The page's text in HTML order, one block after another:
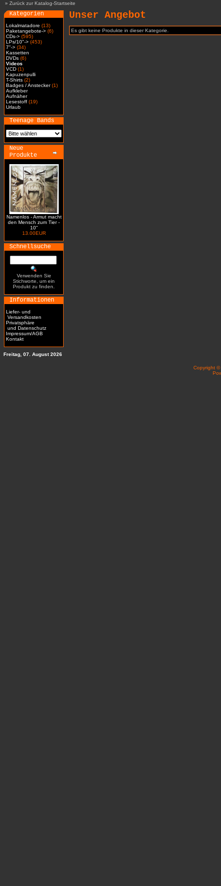
» Zurück zur Katalog-Startseite
Kategorien
Lokalmatadore (13)
Paketangebote-> (6)
CDs-> (595)
LPs/10"-> (453)
7"-> (34)
Kassetten
DVDs (6)
Videos
VCD (1)
Kapuzenpulli
T-Shirts (2)
Badges / Anstecker(1)
Aufkleber
Aufnäher
Lesestoff (19)
Urlaub
Teenage Bands
Neue
Produkte
Namenlos - Armut macht
den Mensch zum Tier -
10"
13.00EUR
Schnellsuche
Verwenden Sie
Stichworte, um ein
Produkt zu finden.
Informationen
Liefer- und
Versandkosten
Privatsphäre
und Datenschutz
Impressum/AGB
Kontakt
Unser Angebot
Es gibt keine Produkte in dieser Kategorie.
Freitag, 07. August 2026
Copyright